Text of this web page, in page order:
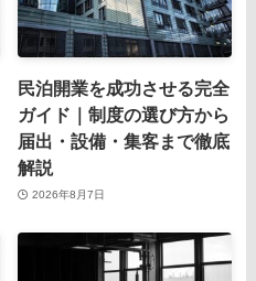
民泊開業を成功させる完全
ガイド｜制度の選び方から
届出・設備・集客まで徹底
解説
2026年8月7日